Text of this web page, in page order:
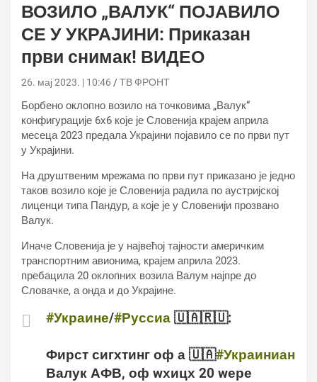
ВОЗИЛО „ВАЛУК“ ПОЈАВИЛО
СЕ У УКРАЈИНИ: Приказан
први снимак! ВИДЕО
26. мај 2023. | 10:46 ТВ ФРОНТ
Борбено оклопно возило на точковима „Валук“
конфигурације 6х6 које је Словенија крајем априла
месеца 2023 предала Украјини појавило се по први пут
у Украјини.
На друштвеним мрежама по први пут приказано је једно
таков возило које је Словенија радила по аустријској
лиценци типа Пандур, а које је у Словенији прозвано
Валук.
Иначе Словенија је у највећој тајности америчким
транспортним авионима, крајем априла 2023.
пребацила 20 оклопних возила Валум најпре до
Словачке, а онда и до Украјине.
#Украине/#Руссиа 🇺🇦🇷🇺:
Фирст сигхтинг оф а 🇺🇦#Украиниан
Валук АФВ, оф wхицх 20 wере